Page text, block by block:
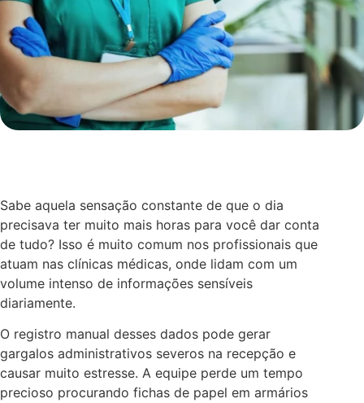
Sabe aquela sensação constante de que o dia
precisava ter muito mais horas para você dar conta
de tudo? Isso é muito comum nos profissionais que
atuam nas clínicas médicas, onde lidam com um
volume intenso de informações sensíveis
diariamente.
O registro manual desses dados pode gerar
gargalos administrativos severos na recepção e
causar muito estresse. A equipe perde um tempo
precioso procurando fichas de papel em armários